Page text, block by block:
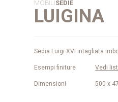
MOBILISEDIE
LUIGINA
Sedia Luigi XVI intagliata
Esempi finiture Vedi
Dimensioni 500 x